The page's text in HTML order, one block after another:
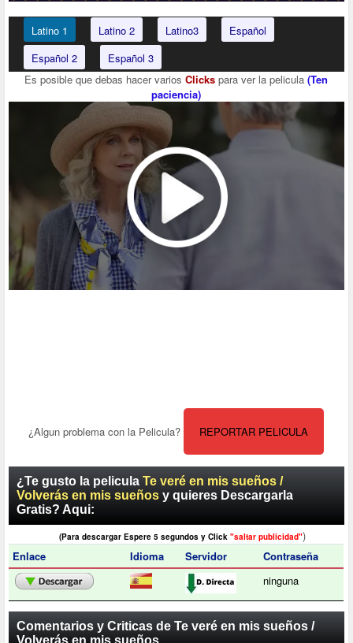
Latino 1 Latino 2 Latino3
Español
Español 2
Español 3
Es posible que debas hacer variosClicks para ver la pelicula(Ten
paciencia)
¿Algun problema con la Pelicula? REPORTAR PELICULA
¿Te gusto la peliculaTe veré en mis sueños /
Volverás en mis sueños y quieres Descargarla
Gratis? Aqui:
(Para descargar Espere 5 segundos y Click "saltar publicidad")
Enlace
Idioma Servidor
Contraseña
ninguna
Comentarios y Criticas de Te veré en mis sueños /